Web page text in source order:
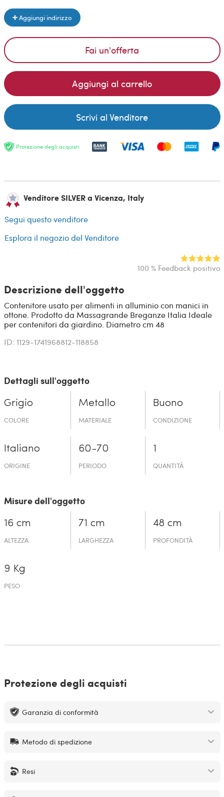
Aggiungi indirizzo
Fai un'offerta
Aggiungi al carrello
Scrivi al Venditore
Protezione degli acquisti
Venditore SILVER a Vicenza, Italy
Segui questo venditore
Esplora il negozio del Venditore
100 % Feedback positivo
Descrizione dell'oggetto
Contenitore usato per alimenti in alluminio con manici in
ottone. Prodotto da Massagrande Breganze Italia Ideale
per contenitori da giardino. Diametro cm 48
ID: 1129-1741968812-118858
Dettagli sull'oggetto
Grigio
COLORE
Metallo
MATERIALE
Buono
CONDIZIONE
Italiano
ORIGINE
60-70
PERIODO
1
QUANTITÀ
Misure dell'oggetto
16 cm
ALTEZZA
71 cm
LARGHEZZA
48 cm
PROFONDITÀ
9 Kg
PESO
Protezione degli acquisti
Garanzia di conformità
Metodo di spedizione
Resi